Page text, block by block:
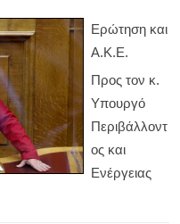
Ερώτηση και
Α.Κ.Ε.
Προς τον κ.
Υπουργό
Περιβάλλοντ
ος και
Ενέργειας